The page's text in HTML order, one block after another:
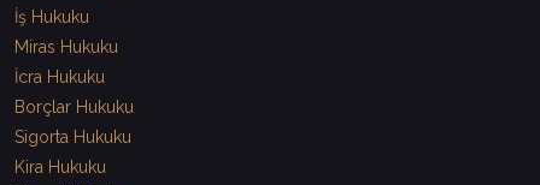
İş Hukuku
Miras Hukuku
İcra Hukuku
Borçlar Hukuku
Sigorta Hukuku
Kira Hukuku